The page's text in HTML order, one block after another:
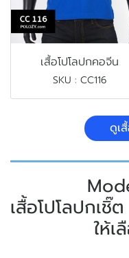
เสื้อโปโลปกคอจีน
SKU : CC116
ดูเ
เสื้อโปโลปกเ
ให้